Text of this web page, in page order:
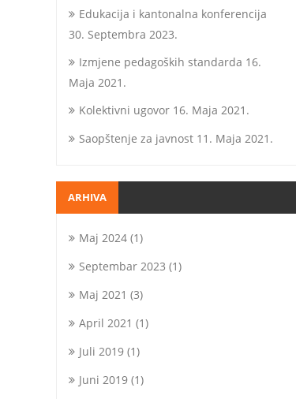
Edukacija i kantonalna konferencija
30. Septembra 2023.
Izmjene pedagoških standarda 16.
Maja 2021.
Kolektivni ugovor 16. Maja 2021.
Saopštenje za javnost 11. Maja 2021.
ARHIVA
Maj 2024 (1)
Septembar 2023 (1)
Maj 2021 (3)
April 2021 (1)
Juli 2019 (1)
Juni 2019 (1)